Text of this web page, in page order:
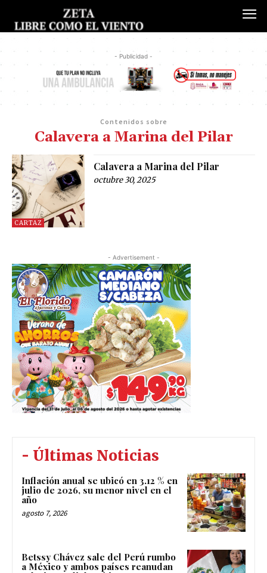
- Publicidad -
Contenidos sobre
Calavera a Marina del Pilar
CARTAZ
Calavera a Marina del Pilar
octubre 30, 2025
- Advertisement -
- Últimas Noticias
Inflación anual se ubicó en 3.12 % en
julio de 2026, su menor nivel en el
año
agosto 7, 2026
Betssy Chávez sale del Perú rumbo
a México y ambos países reanudan